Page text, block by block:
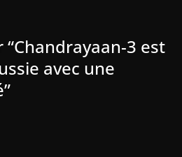
“Chandrayaan-3 est
avec une
”